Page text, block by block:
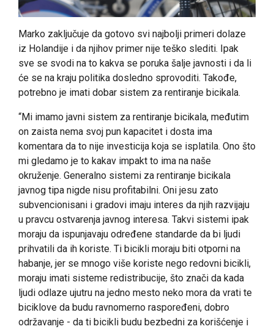
Marko zaključuje da gotovo svi najbolji primeri dolaze
iz Holandije i da njihov primer nije teško slediti. Ipak
sve se svodi na to kakva se poruka šalje javnosti i da li
će se na kraju politika dosledno sprovoditi. Takođe,
potrebno je imati dobar sistem za rentiranje bicikala.
“Mi imamo javni sistem za rentiranje bicikala, međutim
on zaista nema svoj pun kapacitet i dosta ima
komentara da to nije investicija koja se isplatila. Ono što
mi gledamo je to kakav impakt to ima na naše
okruženje. Generalno sistemi za rentiranje bicikala
javnog tipa nigde nisu profitabilni. Oni jesu zato
subvencionisani i gradovi imaju interes da njih razvijaju
u pravcu ostvarenja javnog interesa. Takvi sistemi ipak
moraju da ispunjavaju određene standarde da bi ljudi
prihvatili da ih koriste. Ti bicikli moraju biti otporni na
habanje, jer se mnogo više koriste nego redovni bicikli,
moraju imati sisteme redistribucije, što znači da kada
ljudi odlaze ujutru na jedno mesto neko mora da vrati te
biciklove da budu ravnomerno raspoređeni, dobro
održavanje - da ti bicikli budu bezbedni za korišćenje i